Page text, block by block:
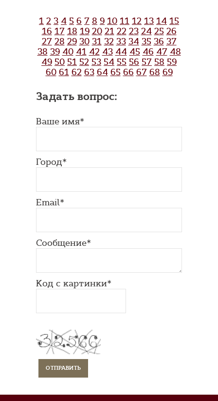
1 2 3 4 5 6 7 8 9 10 11 12 13 14 15
16 17 18 19 20 21 22 23 24 25 26
27 28 29 30 31 32 33 34 35 36 37
38 39 40 41 42 43 44 45 46 47 48
49 50 51 52 53 54 55 56 57 58 59
60 61 62 63 64 65 66 67 68 69
Задать вопрос:
Ваше имя*
Город*
Email*
Сообщение*
Код с картинки*